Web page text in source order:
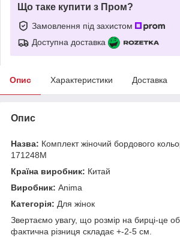
Що таке купити з Пром?
Замовлення під захистом
Доступна доставка
Опис Характеристики Доставка
Опис
Назва: Комплект жіночий бордового
171248M
Країна виробник: Китай
Виробник: Anima
Категорія: Для жінок
Звертаємо увагу, що розмір на бирці-це
фактична різниця складає +-2-5 см.